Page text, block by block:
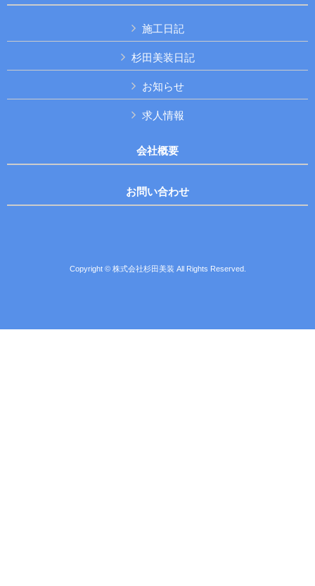
施工日記
杉田美装日記
お知らせ
求人情報
会社概要
お問い合わせ
Copyright © 株式会社杉田美装 All Rights Reserved.